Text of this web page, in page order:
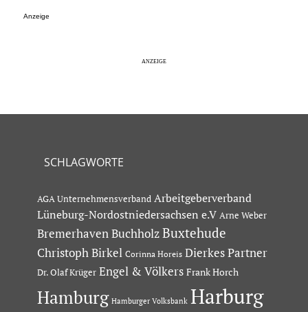
Anzeige
SCHLAGWORTE
AGA Unternehmensverband Arbeitgeberverband
Lüneburg-Nordostniedersachsen e.V Arne Weber
Bremerhaven Buchholz Buxtehude
Christoph Birkel Corinna Horeis Dierkes Partner
Dr. Olaf Krüger Engel & Völkers Frank Horch
Hamburg Hamburger Volksbank Harburg